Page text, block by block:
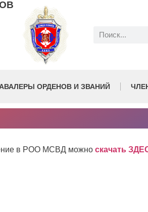
ОРДЕНОВ И ЗВАНИЙ
в РОО МСВД можноскачать